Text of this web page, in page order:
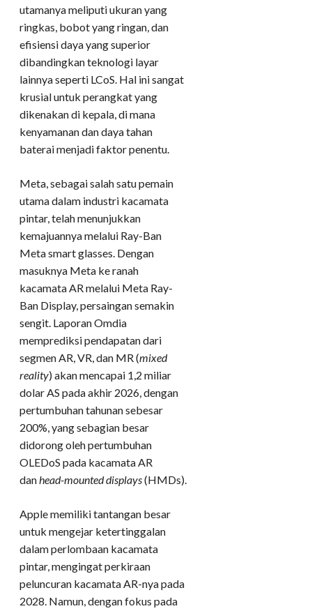
utamanya meliputi ukuran yang
ringkas, bobot yang ringan, dan
efisiensi daya yang superior
dibandingkan teknologi layar
lainnya seperti LCoS. Hal ini sangat
krusial untuk perangkat yang
dikenakan di kepala, di mana
kenyamanan dan daya tahan
baterai menjadi faktor penentu.
Meta, sebagai salah satu pemain
utama dalam industri kacamata
pintar, telah menunjukkan
kemajuannya melalui Ray-Ban
Meta smart glasses. Dengan
masuknya Meta ke ranah
kacamata AR melalui Meta Ray-
Ban Display, persaingan semakin
sengit. Laporan Omdia
memprediksi pendapatan dari
segmen AR, VR, dan MR (mixed
reality) akan mencapai 1,2 miliar
dolar AS pada akhir 2026, dengan
pertumbuhan tahunan sebesar
200%, yang sebagian besar
didorong oleh pertumbuhan
OLEDoS pada kacamata AR
danhead-mounted displays(HMDs).
Apple memiliki tantangan besar
untuk mengejar ketertinggalan
dalam perlombaan kacamata
pintar, mengingat perkiraan
peluncuran kacamata AR-nya pada
2028. Namun, dengan fokus pada